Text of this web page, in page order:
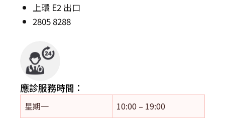
上環 E2 出口
2805 8288
應診服務時間：
星期一
10:00 – 19:00